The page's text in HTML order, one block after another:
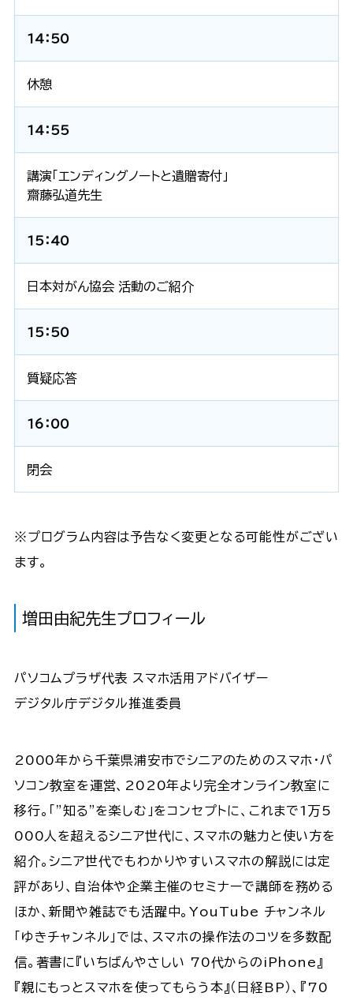
14：50
休憩
14：55
講演「エンディングノートと遺贈寄付」
齋藤弘道先生
15：40
日本対がん協会 活動のご紹介
15：50
質疑応答
16：00
閉会
※プログラム内容は予告なく変更となる可能性がござい
ます。
増田由紀先生プロフィール
パソコムプラザ代表 スマホ活用アドバイザー
デジタル庁デジタル推進委員
2000年から千葉県浦安市でシニアのためのスマホ・パ
ソコン教室を運営、2020年より完全オンライン教室に
移行。「”知る”を楽しむ」をコンセプトに、これまで1万5
000人を超えるシニア世代に、スマホの魅力と使い方を
紹介。シニア世代でもわかりやすいスマホの解説には定
評があり、自治体や企業主催のセミナーで講師を務める
ほか、新聞や雑誌でも活躍中。YouTube チャンネル
「ゆきチャンネル」では、スマホの操作法のコツを多数配
信。著書に『いちばんやさしい 70代からのiPhone』
『親にもっとスマホを使ってもらう本』（日経BP）、『70